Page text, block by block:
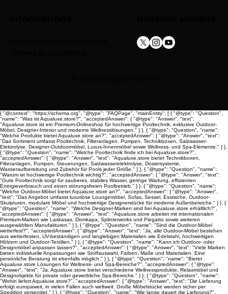
{ "@context": "https://schema.org", "@type": "FAQPage", "mainEntity": [ { "@type": "Question",
"name": "Was ist Aqualuxe.store?", "acceptedAnswer": { "@type": "Answer", "text":
"Aqualuxe.store ist ein Premium-Onlineshop für hochwertige Pooltechnik, exklusive Outdoor-
Möbel, Designer-Interior und moderne Wellnesslösungen." } }, { "@type": "Question", "name":
"Welche Produkte bietet Aqualuxe.store an?", "acceptedAnswer": { "@type": "Answer", "text":
"Das Sortiment umfasst Pooltechnik, Filteranlagen, Pumpen, Technikboxen, Salzwasser-
Elektrolyse, Designer-Outdoormöbel, Luxus-Innenmöbel sowie Wellness- und Spa-Elemente." } },
{ "@type": "Question", "name": "Welche Pooltechnik finde ich bei Aqualuxe.store?",
"acceptedAnswer": { "@type": "Answer", "text": "Aqualuxe.store bietet Technikboxen,
Filteranlagen, Pumpen, Steuerungen, Salzwasserelektrolyse, Dosiersysteme,
Wasseraufbereitung und Zubehör für Pools jeder Größe." } }, { "@type": "Question", "name":
"Warum ist hochwertige Pooltechnik wichtig?", "acceptedAnswer": { "@type": "Answer", "text":
"Gute Pooltechnik sorgt für sauberes, stabiles Wasser, geringe Wartung, effizienten
Energieverbrauch und einen störungsfreien Poolbetrieb." } }, { "@type": "Question", "name":
"Welche Outdoor-Möbel bietet Aqualuxe.store an?", "acceptedAnswer": { "@type": "Answer",
"text": "Das Angebot umfasst luxuriöse Loungemöbel, Sofas, Sessel, Esstische, Outdoor-
Skulpturen, modulare Möbel und hochwertige Designerstücke für moderne Außenbereiche." } }, {
"@type": "Question", "name": "Welche Designer-Marken sind bei Aqualuxe.store erhältlich?",
"acceptedAnswer": { "@type": "Answer", "text": "Aqualuxe.store arbeitet mit internationalen
Premium-Marken wie Laskasas, Domkapa, Splinterworks und Piegatto sowie weiteren
ausgewählten Manufakturen." } }, { "@type": "Question", "name": "Sind die Outdoor-Möbel
wetterfest?", "acceptedAnswer": { "@type": "Answer", "text": "Ja, alle Outdoor-Möbel bestehen
aus wetterfesten, UV-beständigen und langlebigen Materialien wie Edelstahl, hochwertigen
Hölzern und Outdoor-Textilien." } }, { "@type": "Question", "name": "Kann ich Outdoor- oder
Designmöbel anpassen lassen?", "acceptedAnswer": { "@type": "Answer", "text": "Viele Marken
bieten individuelle Anpassungen wie Stoffauswahl, Farben, Maße und Materialien. Eine
persönliche Beratung ist ebenfalls möglich." } }, { "@type": "Question", "name": "Bietet
Aqualuxe.store Lösungen für Wellness- und Spa-Bereiche?", "acceptedAnswer": { "@type":
"Answer", "text": "Ja, Aqualuxe.store bietet verschiedene Wellnessprodukte, Relaxmöbel und
Designobjekte für private oder gewerbliche Spa-Bereiche." } }, { "@type": "Question", "name":
"Wohin liefert Aqualuxe.store?", "acceptedAnswer": { "@type": "Answer", "text": "Die Lieferung
erfolgt europaweit, in vielen Fällen auch weltweit. Große Möbelstücke werden sicher per
Spedition versendet." } }, { "@type": "Question", "name": "Wie lange dauert die Lieferung?",